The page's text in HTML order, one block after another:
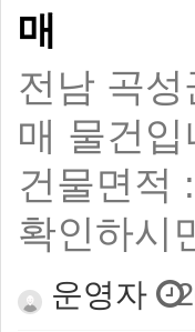
매
전남 곡
매 물건
건물면적
확인하시
운영자